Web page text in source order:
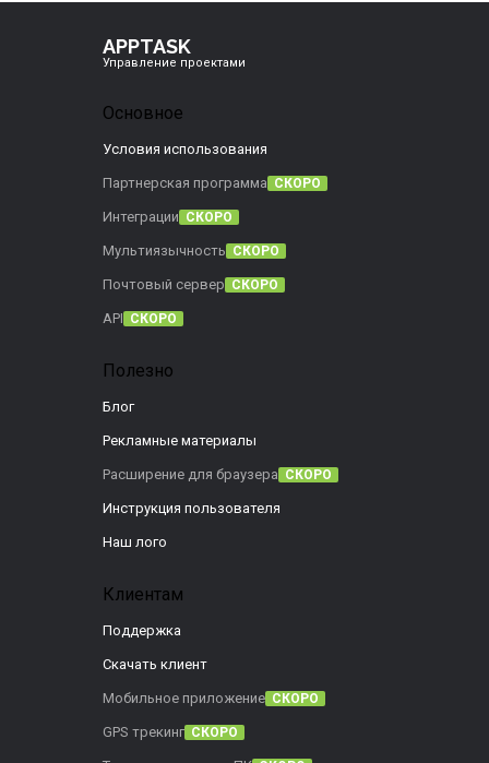
APPTASK
Управление проектами
Основное
Условия использования
Партнерская программа СКОРО
Интеграции СКОРО
Мультиязычность СКОРО
Почтовый сервер СКОРО
API СКОРО
Полезно
Блог
Рекламные материалы
Расширение для браузера СКОРО
Инструкция пользователя
Наш лого
Клиентам
Поддержка
Скачать клиент
Мобильное приложение СКОРО
GPS трекинг СКОРО